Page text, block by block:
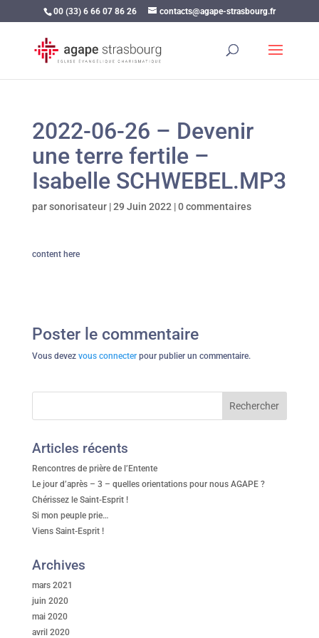
00 (33) 6 66 07 86 26 contacts@agape-strasbourg.fr
2022-06-26 – Devenir
une terre fertile –
Isabelle SCHWEBEL.MP3
parsonorisateur|29 Juin 2022 |0 commentaires
content here
Poster le commentaire
Vous devez vous connecterpour publier un commentaire.
Articles récents
Rencontres de prière de l’Entente
Le jour d’après – 3 – quelles orientations pour nous AGAPE ?
Chérissez le Saint-Esprit !
Si mon peuple prie…
Viens Saint-Esprit !
Archives
mars 2021
juin 2020
mai 2020
avril 2020